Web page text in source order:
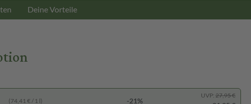
Deine Vorteile
(74,41 € / 1 l) -21%
UVP: 27,95 €